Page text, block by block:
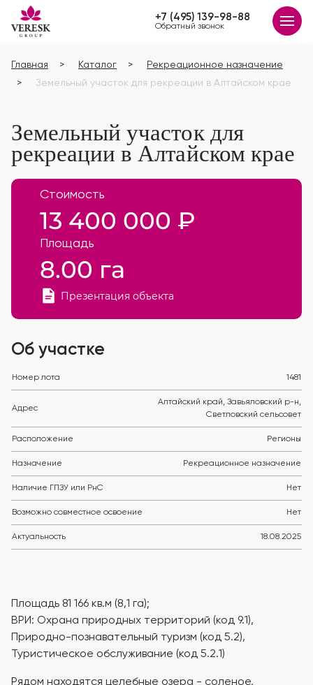
+7 (495) 139-98-88
Обратный звонок
Главная Каталог
Рекреационное назначение
Земельный участок для рекреации в Алтайском крае
Земельный участок для
рекреации в Алтайском крае
Стоимость
13 400 000 ₽
Площадь
8.00 га
Презентация объекта
Об участке
Номер лота 1481
Адрес
Алтайский край, Завьяловский р-н,
Светловский сельсовет
Расположение Регионы
Назначение Рекреационное назначение
Наличие ГПЗУ или РнС Нет
Возможно совместное освоение Нет
Актуальность 18.08.2025
Площадь 81 166 кв.м (8,1 га);
ВРИ: Охрана природных территорий (код 9.1),
Природно-познавательный туризм (код 5.2),
Туристическое обслуживание (код 5.2.1)
Рядом находятся целебные озера - соленое,